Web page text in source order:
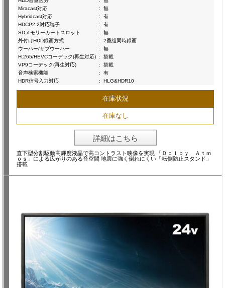
Miracast対応
:
無
Hybridcast対応
:
有
HDCP2.2対応端子
:
有
SDメモリーカードスロット
:
無
外付けHDD録画方式
:
2番組同時録画
ウーハー/サブウーハー
:
無
H.265/HEVCコーデック(再生対応) :
搭載
VP9コーデック(再生対応)
:
搭載
音声検索機能
:
有
HDR信号入力対応
: HLG&HDR10
在庫状況
在庫なし
詳細はこちら
直下型分割駆動高輝度液晶で高コントラスト映像を実現 「Ｄｏｌｂｙ Ａｔｍ
ｏｓ」による広がりのある音空間 地震に強く倒れにくい「転倒防止スタンド」
搭載